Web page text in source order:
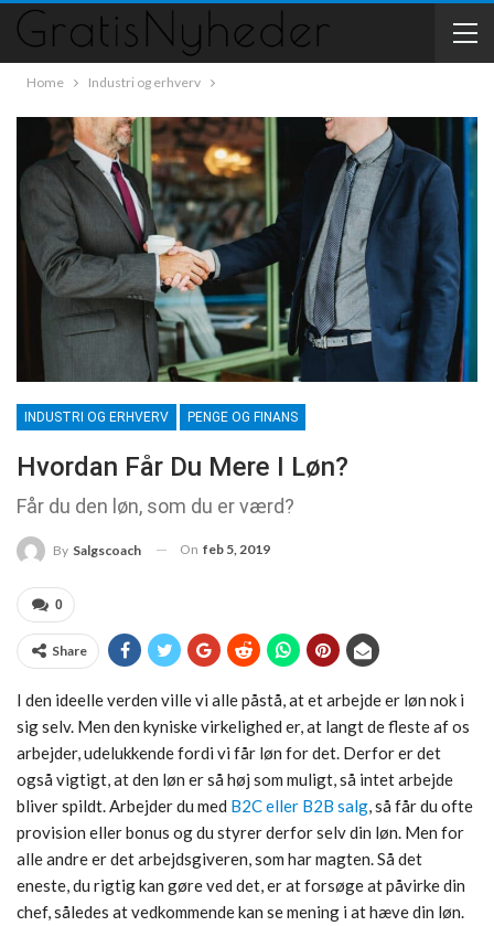
Home Industri og erhverv
INDUSTRI OG ERHVERV PENGE OG FINANS
Hvordan Får Du Mere I Løn?
Får du den løn, som du er værd?
By Salgscoach On feb 5, 2019
0
Share
I den ideelle verden ville vi alle påstå, at et arbejde er løn nok i
sig selv. Men den kyniske virkelighed er, at langt de fleste af os
arbejder, udelukkende fordi vi får løn for det. Derfor er det
også vigtigt, at den løn er så høj som muligt, så intet arbejde
bliver spildt. Arbejder du med B2C eller B2B salg, så får du ofte
provision eller bonus og du styrer derfor selv din løn. Men for
alle andre er det arbejdsgiveren, som har magten. Så det
eneste, du rigtig kan gøre ved det, er at forsøge at påvirke din
chef, således at vedkommende kan se mening i at hæve din løn.